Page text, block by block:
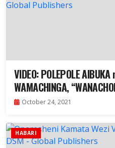
VIDEO: POLEPOLE
WAMACHINGA,
October 24, 2021
HABARI